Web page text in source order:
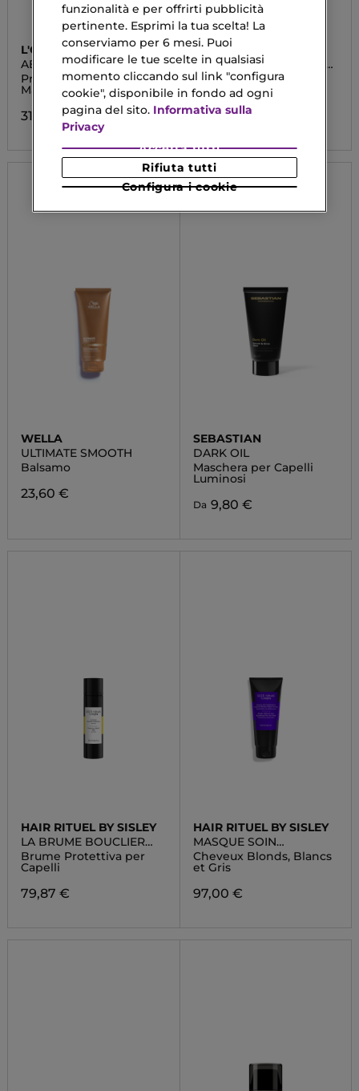
L'OREAL
PROFESSIONNEL
ABSOLU REPAIR
MOLECOLAR
Professional Leave-In
Mask
31,12 €
L'OREAL
PROFESSIONNEL
METAL DETOX MINI DUO
KIT
Cofanetto Regalo
33,00 €
WELLA
ULTIMATE SMOOTH
Balsamo
23,60 €
SEBASTIAN
DARK OIL
Maschera per Capelli
Luminosi
Da 9,80 €
HAIR RITUEL BY SISLEY
LA BRUME BOUCLIER
PROTECTION
Brume Protettiva per
Capelli
79,87 €
HAIR RITUEL BY SISLEY
MASQUE SOIN
SUBLIMATEUR
Cheveux Blonds, Blancs
et Gris
97,00 €
funzionalità e per offrirti pubblicità
pertinente. Esprimi la tua scelta! La
conserviamo per 6 mesi. Puoi
modificare le tue scelte in qualsiasi
momento cliccando sul link "configura
cookie", disponibile in fondo ad ogni
pagina del sito. Informativa sulla
Privacy
Configura i cookie
Rifiuta tutti
Accetta tutti